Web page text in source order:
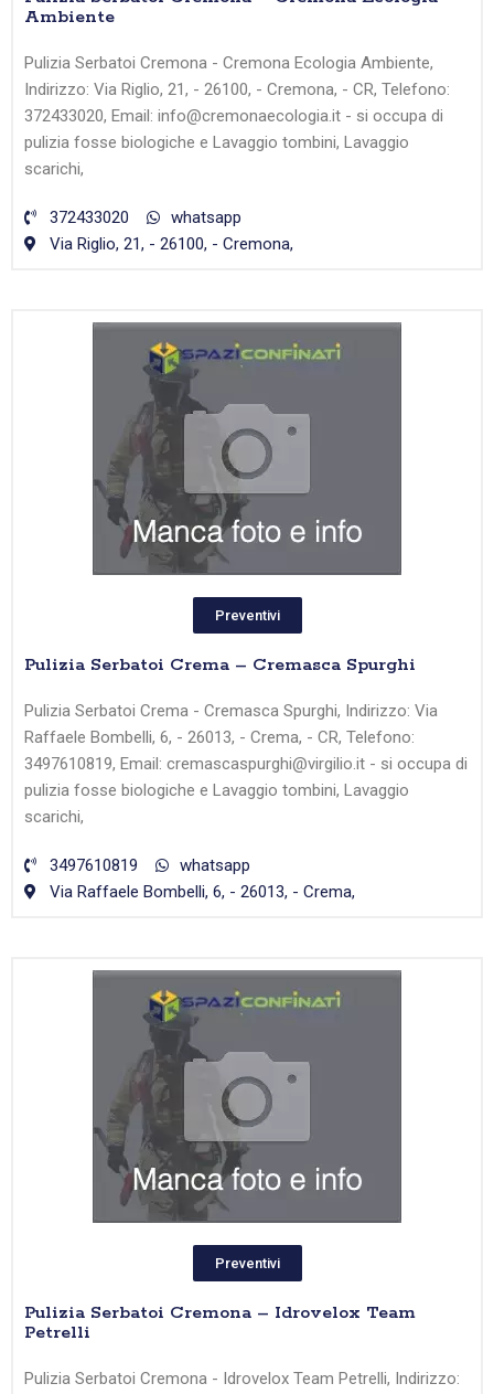
Ambiente
Pulizia Serbatoi Cremona - Cremona Ecologia Ambiente,
Indirizzo: Via Riglio, 21, - 26100, - Cremona, - CR, Telefono:
372433020, Email: info@cremonaecologia.it - si occupa di
pulizia fosse biologiche e Lavaggio tombini, Lavaggio
scarichi,
372433020
whatsapp
Via Riglio, 21, - 26100, - Cremona,
Preventivi
Pulizia Serbatoi Crema – Cremasca Spurghi
Pulizia Serbatoi Crema - Cremasca Spurghi, Indirizzo: Via
Raffaele Bombelli, 6, - 26013, - Crema, - CR, Telefono:
3497610819, Email: cremascaspurghi@virgilio.it - si occupa di
pulizia fosse biologiche e Lavaggio tombini, Lavaggio
scarichi,
3497610819
whatsapp
Via Raffaele Bombelli, 6, - 26013, - Crema,
Preventivi
Pulizia Serbatoi Cremona – Idrovelox Team
Petrelli
Pulizia Serbatoi Cremona - Idrovelox Team Petrelli, Indirizzo: